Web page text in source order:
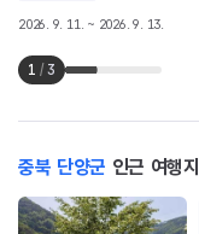
2026. 9. 11. ~ 2026. 9. 13.
1 / 3
충북 단양군 인근 여행지